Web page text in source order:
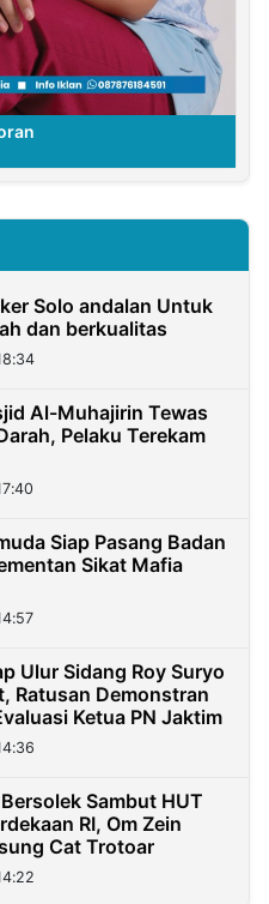
Solo andalan Untuk
dan berkualitas
Al-Muhajirin Tewas
Pelaku Terekam
Siap Pasang Badan
Sikat Mafia
Ulur Sidang Roy Suryo
Ratusan Demonstran
Ketua PN Jaktim
Sambut HUT
RI, Om Zein
Cat Trotoar